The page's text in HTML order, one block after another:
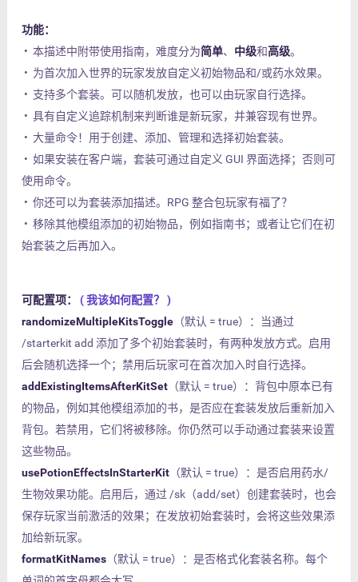
功能：
• 本描述中附带使用指南，难度分为简单、 中级和高级。
• 为首次加入世界的玩家发放自定义初始物品和/或药水效果。
• 支持多个套装。可以随机发放，也可以由玩家自行选择。
• 具有自定义追踪机制来判断谁是新玩家，并兼容现有世界。
• 大量命令！用于创建、添加、管理和选择初始套装。
• 如果安装在客户端，套装可通过自定义 GUI 界面选择；否则可
使用命令。
• 你还可以为套装添加描述。RPG 整合包玩家有福了？
• 移除其他模组添加的初始物品，例如指南书；或者让它们在初
始套装之后再加入。
可配置项： ( 我该如何配置？ )
randomizeMultipleKitsToggle （默认 = true）：当通过
/starterkit add 添加了多个初始套装时，有两种发放方式。启用
后会随机选择一个；禁用后玩家可在首次加入时自行选择。
addExistingItemsAfterKitSet （默认 = true）：背包中原本已有
的物品，例如其他模组添加的书，是否应在套装发放后重新加入
背包。若禁用，它们将被移除。你仍然可以手动通过套装来设置
这些物品。
usePotionEffectsInStarterKit （默认 = true）：是否启用药水/
生物效果功能。启用后，通过 /sk（add/set）创建套装时，也会
保存玩家当前激活的效果；在发放初始套装时，会将这些效果添
加给新玩家。
formatKitNames （默认 = true）：是否格式化套装名称。每个